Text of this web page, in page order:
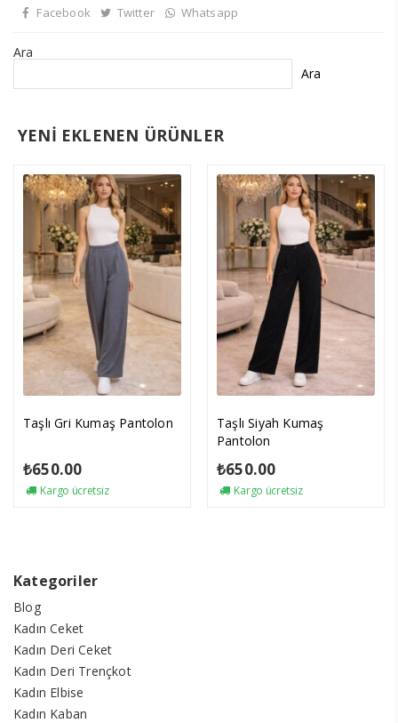
Facebook Twitter Whatsapp
Ara
Ara
YENİ EKLENEN ÜRÜNLER
Taşlı Gri Kumaş Pantolon
₺650.00
Kargo ücretsiz
Taşlı Siyah Kumaş
Pantolon
₺650.00
Kargo ücretsiz
Kategoriler
Blog
Kadın Ceket
Kadın Deri Ceket
Kadın Deri Trençkot
Kadın Elbise
Kadın Kaban